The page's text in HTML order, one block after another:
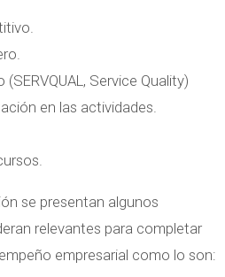
(SERVQUAL, Service Quality)
en las actividades.
se presentan algunos
relevantes para completar
empresarial como lo son: